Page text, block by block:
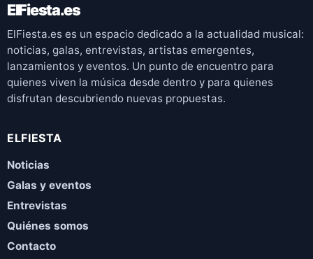
ElFiesta.es
ElFiesta.es es un espacio dedicado a la actualidad musical:
noticias, galas, entrevistas, artistas emergentes,
lanzamientos y eventos. Un punto de encuentro para
quienes viven la música desde dentro y para quienes
disfrutan descubriendo nuevas propuestas.
ELFIESTA
Noticias
Galas y eventos
Entrevistas
Quiénes somos
Contacto